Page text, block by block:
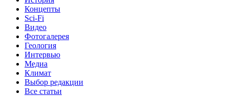
Концепты
Sci-Fi
Видео
Фотогалерея
Геология
Интервью
Медиа
Климат
Выбор редакции
Все статьи